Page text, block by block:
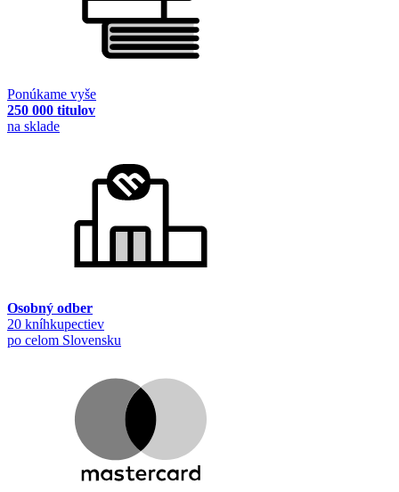
Ponúkame vyše
250 000 titulov
na sklade
Osobný odber
20 kníhkupectiev
po celom Slovensku